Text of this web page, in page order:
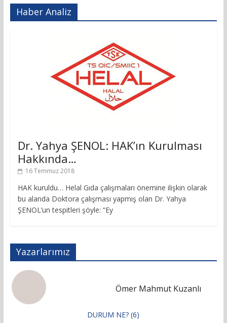
Haber Analiz
Dr. Yahya ŞENOL: HAK’ın Kurulması
Hakkında…
16 Temmuz 2018
HAK kuruldu… Helal Gıda çalışmaları önemine ilişkin olarak
bu alanda Doktora çalışması yapmış olan Dr. Yahya
ŞENOL’un tespitleri şöyle: “Ey
Yazarlarımız
Ömer Mahmut Kuzanlı
DURUM NE? (6)